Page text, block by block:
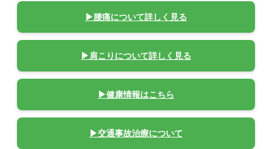
▶腰痛について詳しく見る
▶肩こりについて詳しく見る
▶健康情報はこちら
▶交通事故治療について